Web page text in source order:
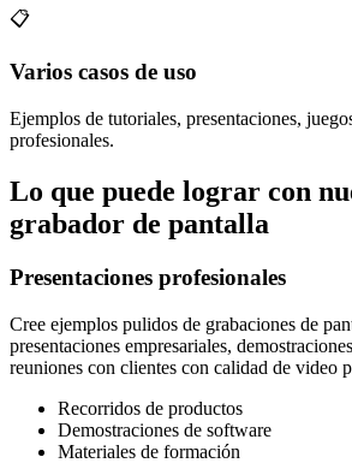
📋
Varios casos de uso
Ejemplos de tutoriales, presentaciones,
profesionales.
Lo que puede lograr con
grabador de pantalla
Presentaciones profesionales
Cree ejemplos pulidos de grabaciones de
presentaciones empresariales,
reuniones con clientes con calidad de video
Recorridos de productos
Demostraciones de software
Materiales de formación